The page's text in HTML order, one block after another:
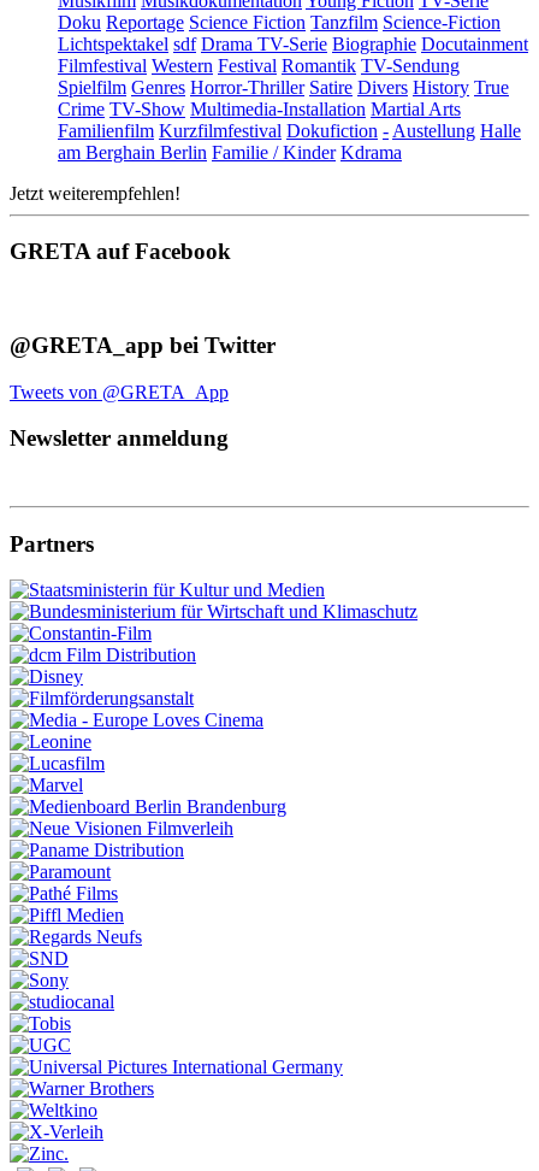
Doku Reportage Science Fiction Tanzfilm Science-Fiction
Lichtspektakel sdf Drama TV-Serie Biographie Docutainment
Filmfestival Western Festival Romantik TV-Sendung
Spielfilm Genres Horror-Thriller Satire Divers History True
Crime TV-Show Multimedia-Installation Martial Arts
Familienfilm Kurzfilmfestival Dokufiction - Austellung Halle
am Berghain Berlin Familie / Kinder Kdrama
Jetzt weiterempfehlen!
GRETA auf Facebook
@GRETA_app bei Twitter
Tweets von @GRETA_App
Newsletter anmeldung
Partners